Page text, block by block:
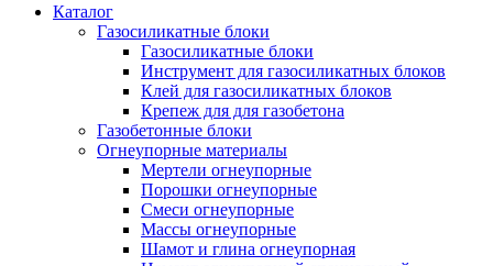
Каталог
Газосиликатные блоки
Газосиликатные блоки
Инструмент для газосиликатных блоков
Клей для газосиликатных блоков
Крепеж для для газобетона
Газобетонные блоки
Огнеупорные материалы
Мертели огнеупорные
Порошки огнеупорные
Смеси огнеупорные
Массы огнеупорные
Шамот и глина огнеупорная